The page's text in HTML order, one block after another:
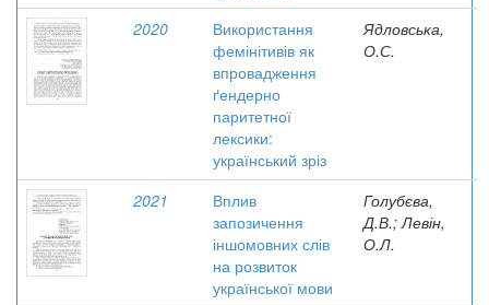
2020
Використання
фемінітивів як
впровадження
ґендерно
паритетної
лексики:
український зріз
Ядловська,
О.С.
2021
Вплив
запозичення
іншомовних слів
на розвиток
української мови
Голубєва,
Д.В.; Левін,
О.Л.